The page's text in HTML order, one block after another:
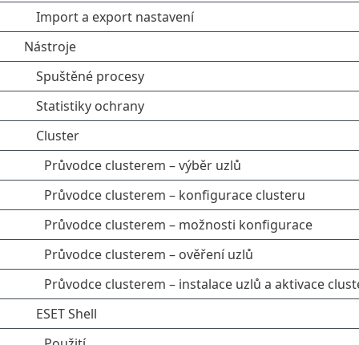
Import a export nastavení
Nástroje
Spuštěné procesy
Statistiky ochrany
Cluster
Průvodce clusterem – výběr uzlů
Průvodce clusterem – konfigurace clusteru
Průvodce clusterem – možnosti konfigurace
Průvodce clusterem – ověření uzlů
Průvodce clusterem – instalace uzlů a aktivace
ESET Shell